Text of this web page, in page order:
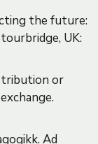
the future:
UK:
or
Ad